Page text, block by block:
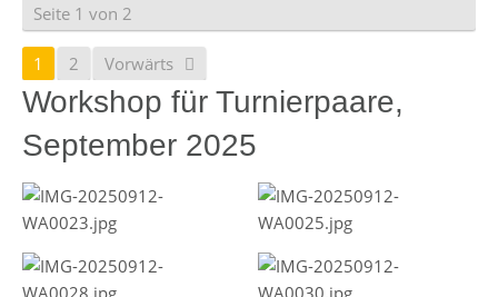
Seite 1 von 2
1 2 Vorwärts
Workshop für Turnierpaare,
September 2025